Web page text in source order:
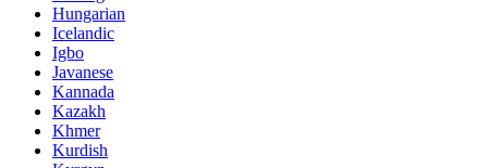
Hungarian
Icelandic
Igbo
Javanese
Kannada
Kazakh
Khmer
Kurdish